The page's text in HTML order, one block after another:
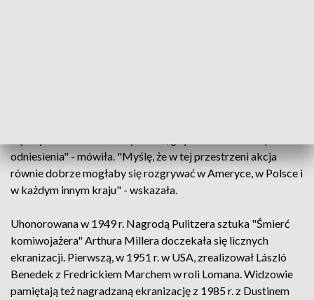
odniesienia" - mówiła. "Myślę, że w tej przestrzeni akcja
równie dobrze mogłaby się rozgrywać w Ameryce, w Polsce i
w każdym innym kraju" - wskazała.
Uhonorowana w 1949 r. Nagrodą Pulitzera sztuka "Śmierć
komiwojażera" Arthura Millera doczekała się licznych
ekranizacji. Pierwszą, w 1951 r. w USA, zrealizował László
Benedek z Fredrickiem Marchem w roli Lomana. Widzowie
pamiętają też nagradzaną ekranizację z 1985 r. z Dustinem